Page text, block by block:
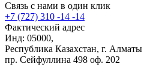
Связь с нами в один клик
+7 (727) 310 -14 -14
Фактический адрес
Инд: 05000,
Республика Казахстан, г. Алматы
пр. Сейфуллина 498 оф. 202